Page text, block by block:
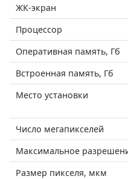
ЖК-экран
Процессор
Оперативная память, Гб
Встроенная память, Гб
Место установки
Число мегапикселей
Максимальное
Размер пикселя, мкм